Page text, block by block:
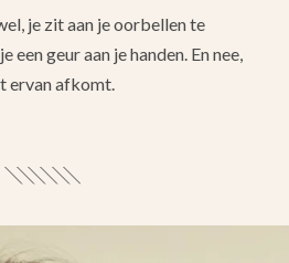
je zit aan je oorbellen te
een geur aan je handen. En nee,
ervan afkomt.